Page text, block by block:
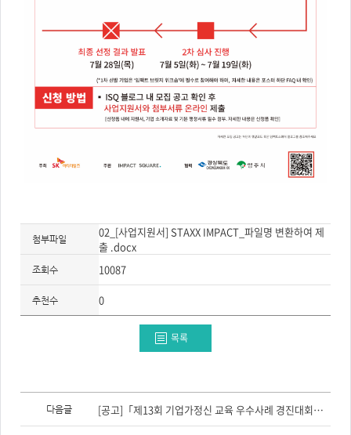
첨부파일
02_[사업지원서] STAXX IMPACT_파일명 변환하여 제
출 .docx
조회수 10087
추천수 0
목록
이
다
다음글 [공고]「제13회 기업가정신 교육 우수사례 경진대회」 참가자 모집(~8/14)